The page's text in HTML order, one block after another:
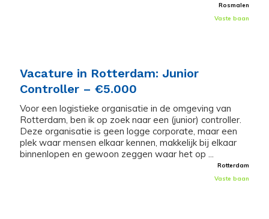
Rosmalen
Vaste baan
Vacature in Rotterdam: Junior
Controller – €5.000
Voor een logistieke organisatie in de omgeving van
Rotterdam, ben ik op zoek naar een (junior) controller.
Deze organisatie is geen logge corporate, maar een
plek waar mensen elkaar kennen, makkelijk bij elkaar
binnenlopen en gewoon zeggen waar het op ...
Rotterdam
Vaste baan